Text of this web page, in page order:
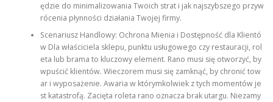
ędzie do minimalizowania Twoich strat i jak najszybszego przyw
rócenia płynności działania Twojej firmy.
Scenariusz Handlowy: Ochrona Mienia i Dostępność dla Klientó
w Dla właściciela sklepu, punktu usługowego czy restauracji, rol
eta lub brama to kluczowy element. Rano musi się otworzyć, by
wpuścić klientów. Wieczorem musi się zamknąć, by chronić tow
ar i wyposażenie. Awaria w którymkolwiek z tych momentów je
st katastrofą. Zacięta roleta rano oznacza brak utargu. Niezamy